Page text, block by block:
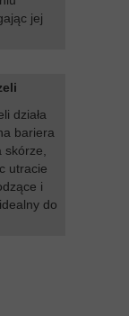
jej
działa
bariera
utracie
i
do